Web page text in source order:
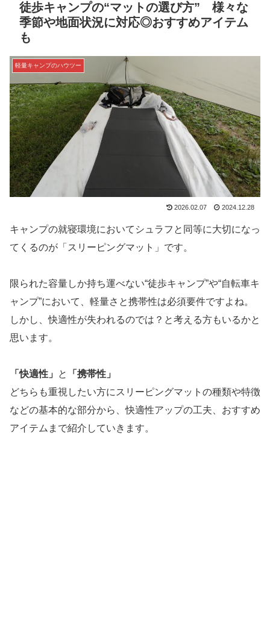
徒歩キャンプの“マットの選び方” 様々な
季節や地面状況に対応◎おすすめアイテム
も
軽量キャンプのハウツー
2026.02.07 2024.12.28
キャンプの就寝環境においてシュラフと同等に大切になっ
てくるのが「スリーピングマット」です。
限られた容量しか持ち運べない“徒歩キャンプ”や“自転車キ
ャンプ”において、軽量さと携帯性は必須要件ですよね。
しかし、快適性が失われるのでは？と考える方もいるかと
思います。
「快適性」 と
「携帯性」
どちらも重視したい方にスリーピングマットの種類や特徴
などの基本的な部分から、快適性アップの工夫、おすすめ
アイテムまで紹介していきます。